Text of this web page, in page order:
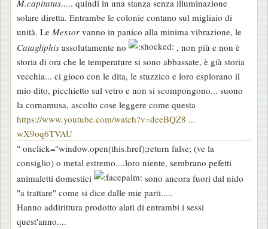
g
i
o
M.capitatus..... quindi in una stanza senza illuminazione
solare diretta. Entrambe le colonie contano sul migliaio di
unità. Le Messor vanno in panico alla minima vibrazione, le
Catagliphis assolutamente no
, non più e non è
storia di ora che le temperature si sono abbassate, è già storia
vecchia... ci gioco con le dita, le stuzzico e loro esplorano il
mio dito, picchietto sul vetro e non si scompongono... suono
la cornamusa, ascolto cose leggere come questa
https://www.youtube.com/watch?v=deeBQZ8 ...
wX9oq6TVAU
" onclick="window.open(this.href);return false; (ve la
consiglio) o metal estremo....loro niente, sembrano pefetti
animaletti domestici
sono ancora fuori dal nido
"a trattare" come si dice dalle mie parti.....
Hanno addirittura prodotto alati di entrambi i sessi
quest'anno....